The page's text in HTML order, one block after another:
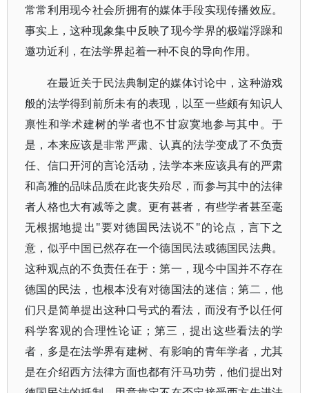
常常利用现今社会所拥有的媒体手段实现传播效应。
事实上，这种现象集中反映了现今学界的极端浮躁和
邀功近利，在法学界起着一种不良的导向作用。
在最近关于民法典制定的媒体讨论中，这种游戏
般的法学得到前所未有的表现，以至一些颇有知识人
禀性和学术建树的学者也不甘寂寞地参与其中。于
是，本来应该是非常严肃、认真的法学变成了不负责
任、信口开河的言论活动，法学本来应该具有的严肃
和高雅的品味品质在此丧失殆尽，而参与其中的法律
者人格也大有减等之虞。更有甚者，有些学者甚至毫
无根据地提出"要对德国民法说不"的论点，言下之
意，似乎中国已然存在一个德国民法或德国民法典。
这种观点的不负责任在于：第一，现今中国并不存在
德国的民法，也根本没有对德国法的迷信；第二，他
们只是简单提出这种口号式的看法，而没有予以任何
科学客观的合理性论证；第三，提出这些看法的学
者，多是在法学界有建树、有影响的青年学者，尤其
是在介绍西方法律方面也都有汗马功劳，他们提出对